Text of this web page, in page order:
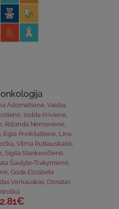
Adomaitienė,Vaidas
Izolda Krivienė
, Rolanda Nemanienė,
Eglė Preikšaitienė Lina
Vilma Rutkauskaitė
, Sigita Stankevičienė,
Šaulytė-Trakymienė
, Goda Elizabeta
Verkauskas Donatas